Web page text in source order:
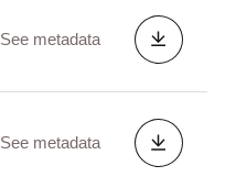
See metadata
See metadata